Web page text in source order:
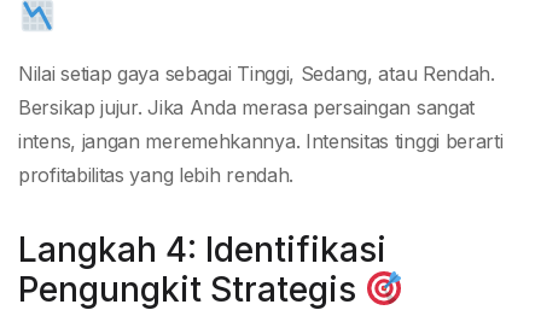
Nilai setiap gaya sebagai Tinggi, Sedang, atau Rendah.
Bersikap jujur. Jika Anda merasa persaingan sangat
intens, jangan meremehkannya. Intensitas tinggi berarti
profitabilitas yang lebih rendah.
Langkah 4: Identifikasi
Pengungkit Strategis